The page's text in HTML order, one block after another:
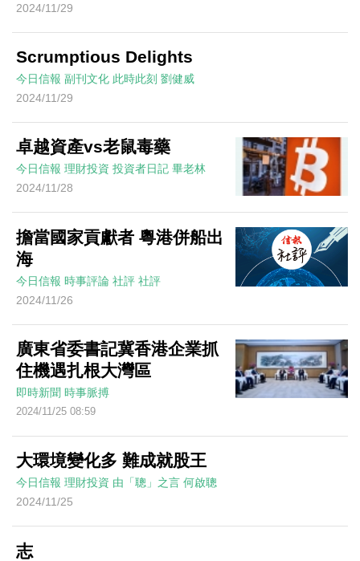
2024/11/29
Scrumptious Delights
今日信報 副刊文化 此時此刻 劉健威
2024/11/29
卓越資產vs老鼠毒藥
今日信報 理財投資 投資者日記 畢老林
2024/11/28
擔當國家貢獻者 粵港併船出
海
今日信報 時事評論 社評 社評
2024/11/26
廣東省委書記冀香港企業抓
住機遇扎根大灣區
即時新聞 時事脈搏
2024/11/25 08:59
大環境變化多 難成就股王
今日信報 理財投資 由「聰」之言 何啟聰
2024/11/25
志